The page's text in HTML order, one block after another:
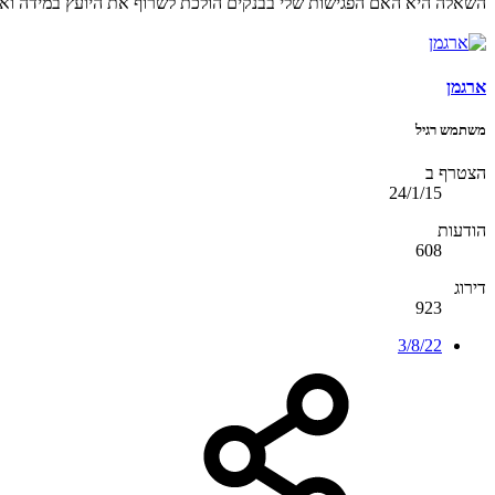
ארגמן
משתמש רגיל
הצטרף ב
24/1/15
הודעות
608
דירוג
923
3/8/22